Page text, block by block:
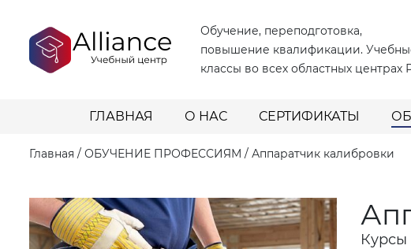
Обучение, переподготовка,
повышение квалификации.
классы во всех областных центрах
ГЛАВНАЯ О НАС СЕРТИФИКАТЫ
Главная / ОБУЧЕНИЕ ПРОФЕССИЯМ / Аппаратчик калибровки
Курсы